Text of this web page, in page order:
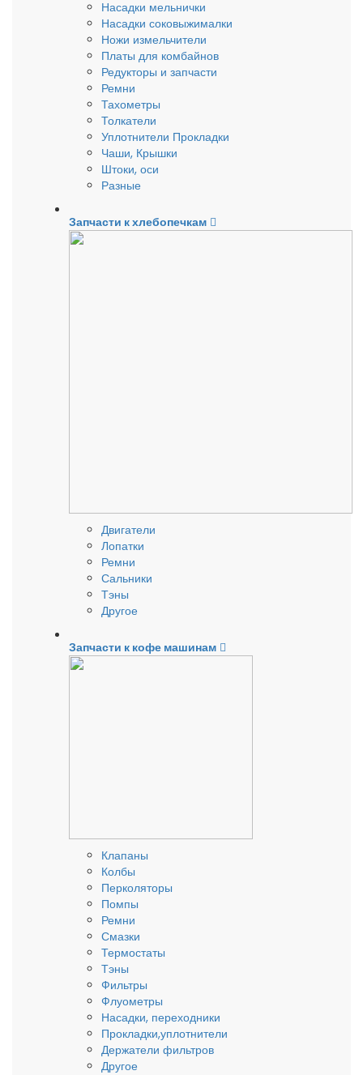
Насадки мельнички
Насадки соковыжималки
Ножи измельчители
Платы для комбайнов
Редукторы и запчасти
Ремни
Тахометры
Толкатели
Уплотнители Прокладки
Чаши, Крышки
Штоки, оси
Разные
Запчасти к хлебопечкам
Двигатели
Лопатки
Ремни
Сальники
Тэны
Другое
Запчасти к кофе машинам
Клапаны
Колбы
Перколяторы
Помпы
Ремни
Смазки
Термостаты
Тэны
Фильтры
Флуометры
Насадки, переходники
Прокладки,уплотнители
Держатели фильтров
Другое